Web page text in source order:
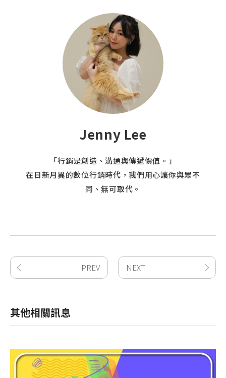
Jenny Lee
「行銷是創造、溝通與傳遞價值。」
在日新月異的數位行銷時代，我們用心讓你與眾不
同、無可取代。
PREV NEXT
其他相關訊息